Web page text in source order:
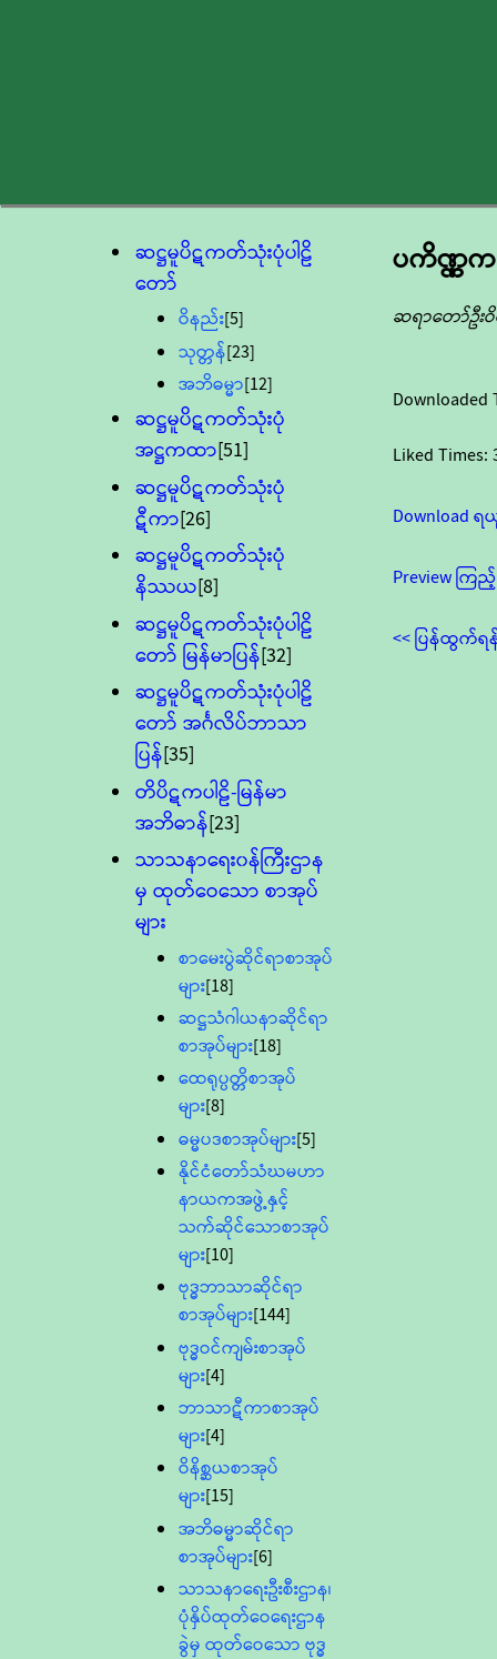
ဆဋ္ဌမူပိဋကတ်သုံးပုံပါဠိ
တော်
ဝိနည်း[5]
သုတ္တန်[23]
အဘိဓမ္မာ[12]
ဆဋ္ဌမူပိဋကတ်သုံးပုံ
အဋ္ဌကထာ[51]
ဆဋ္ဌမူပိဋကတ်သုံးပုံ
ဋီကာ[26]
ဆဋ္ဌမူပိဋကတ်သုံးပုံ
နိဿယ[8]
ဆဋ္ဌမူပိဋကတ်သုံးပုံပါဠိ
တော် မြန်မာပြန်[32]
ဆဋ္ဌမူပိဋကတ်သုံးပုံပါဠိ
တော် အင်္ဂလိပ်ဘာသာ
ပြန်[35]
တိပိဋကပါဠိ-မြန်မာ
အဘိဓာန်[23]
သာသနာရေး၀န်ကြီးဌာန
မှ ထုတ်ဝေသော စာအုပ်
များ
စာမေးပွဲဆိုင်ရာစာအုပ်
များ[18]
ဆဋ္ဌသံဂါယနာဆိုင်ရာ
စာအုပ်များ[18]
ထေရုပ္ပတ္တိစာအုပ်
များ[8]
ဓမ္မပဒစာအုပ်များ[5]
နိုင်ငံတော်သံဃမဟာ
နာယကအဖွဲ့နှင့်
သက်ဆိုင်သောစာအုပ်
များ[10]
ဗုဒ္ဓဘာသာဆိုင်ရာ
စာအုပ်များ[144]
ဗုဒ္ဓဝင်ကျမ်းစာအုပ်
များ[4]
ဘာသာဋီကာစာအုပ်
များ[4]
ဝိနိစ္ဆယစာအုပ်
များ[15]
အဘိဓမ္မာဆိုင်ရာ
စာအုပ်များ[6]
သာသနာရေးဦးစီးဌာန၊
ပုံနှိပ်ထုတ်ဝေရေးဌာန
ခွဲမှ ထုတ်ဝေသော ဗုဒ္ဓ
ပကိဏ္ဏက
ဆရာတော်ဦး
Downloaded
Liked Times:
Download
Preview ကြ
<< ပြန်ထွက်ရ